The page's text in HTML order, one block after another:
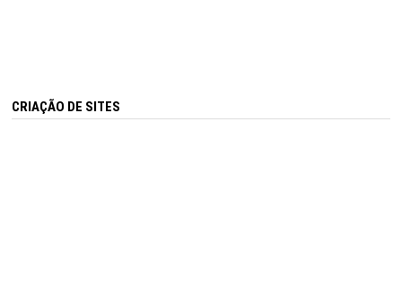
CRIAÇÃO DE SITES